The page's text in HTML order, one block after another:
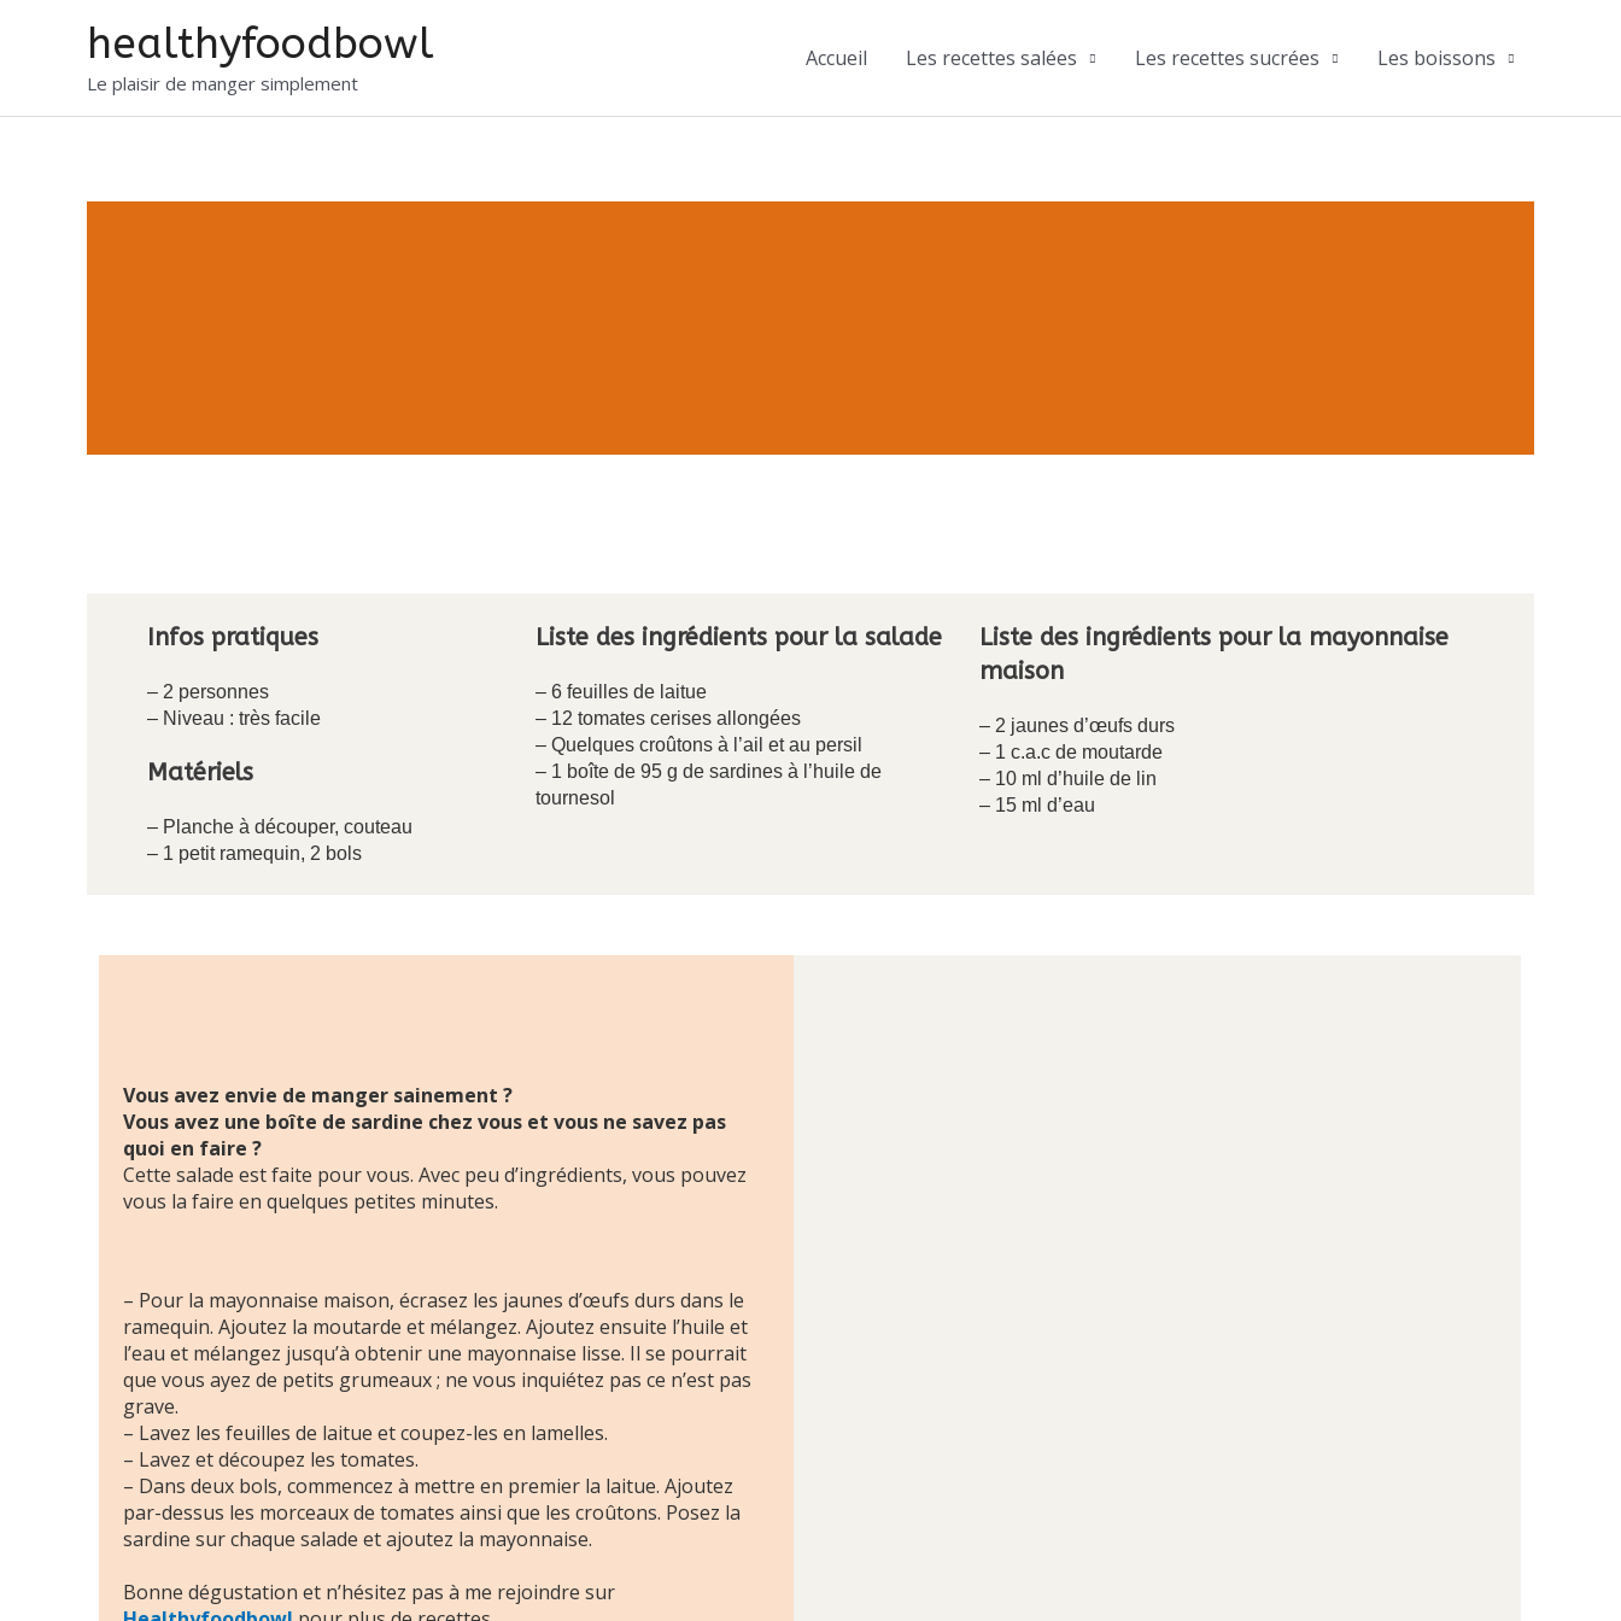
healthyfoodbowl
Le plaisir de manger simplement
Accueil Les recettes salées Les recettes sucrées Les boissons
Infos pratiques
– 2 personnes
– Niveau : très facile
Matériels
– Planche à découper, couteau
– 1 petit ramequin, 2 bols
Liste des ingrédients pour la salade
– 6 feuilles de laitue
– 12 tomates cerises allongées
– Quelques croûtons à l’ail et au persil
– 1 boîte de 95 g de sardines à l’huile de
tournesol
Liste des ingrédients pour la mayonnaise
maison
– 2 jaunes d’œufs durs
– 1 c.a.c de moutarde
– 10 ml d’huile de lin
– 15 ml d’eau
Vous avez envie de manger sainement ?
Vous avez une boîte de sardine chez vous et vous ne savez pas
quoi en faire ?
Cette salade est faite pour vous. Avec peu d’ingrédients, vous pouvez
vous la faire en quelques petites minutes.
– Pour la mayonnaise maison, écrasez les jaunes d’œufs durs dans le
ramequin. Ajoutez la moutarde et mélangez. Ajoutez ensuite l’huile et
l’eau et mélangez jusqu’à obtenir une mayonnaise lisse. Il se pourrait
que vous ayez de petits grumeaux ; ne vous inquiétez pas ce n’est pas
grave.
– Lavez les feuilles de laitue et coupez-les en lamelles.
– Lavez et découpez les tomates.
– Dans deux bols, commencez à mettre en premier la laitue. Ajoutez
par-dessus les morceaux de tomates ainsi que les croûtons. Posez la
sardine sur chaque salade et ajoutez la mayonnaise.
Bonne dégustation et n’hésitez pas à me rejoindre sur